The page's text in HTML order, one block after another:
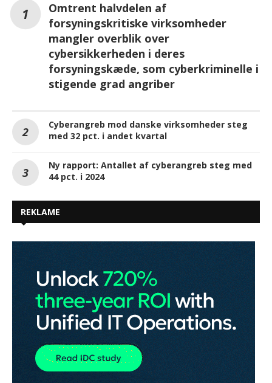
Omtrent halvdelen af
forsyningskritiske virksomheder
mangler overblik over
cybersikkerheden i deres
forsyningskæde, som cyberkriminelle i
stigende grad angriber
Cyberangreb mod danske virksomheder steg
med 32 pct. i andet kvartal
Ny rapport: Antallet af cyberangreb steg med
44 pct. i 2024
REKLAME